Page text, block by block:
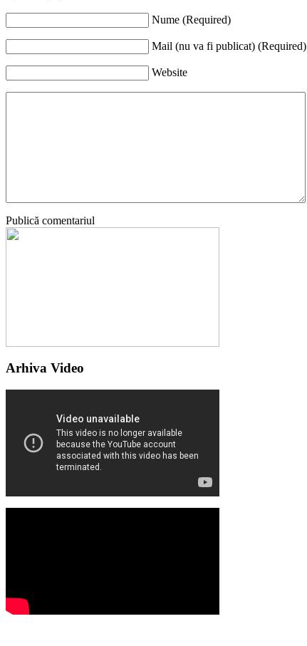
Nume (Required)
Mail (nu va fi publicat) (Required)
Website
Publică comentariul
Arhiva Video